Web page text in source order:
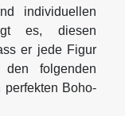
individuellen
es, diesen
er jede Figur
folgenden
Boho-